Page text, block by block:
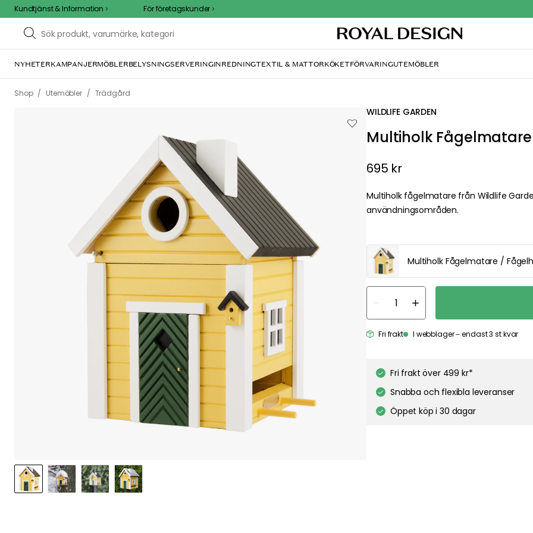
Kundtjänst & Information För företagskunder
NYHETERKAMPANJERMÖBLERBELYSNINGSERVERINGINREDNINGTEXTIL & MATTORKÖKETFÖRVARINGUTEMÖBLER
Shop Utemöbler / Trädgård
WILDLIFE GARDEN
Multiholk
695 kr
Multiholk fågelmatare från Wildlife Garden
användningsområden.
Multiholk Fågelmatare /
Fri frakt I webblager – endast 3 st kvar
Fri frakt över 499 kr*
Snabba och flexibla leveranser
Öppet köp i 30 dagar
We care about your privacy!
We use cookies to personalize content and ads, and to analyze our traffic. You have the right and option to
non-essential cookies while using our site. However, blocking certain cookies may affect your experience
website.
Our privacy policy